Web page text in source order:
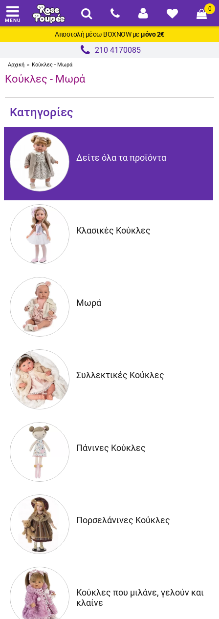
Αποστολή μέσω BOXNOWμε μόνο 2€
MENU
0
210 4170085
Αρχική > Κούκλες - Μωρά
Κούκλες - Μωρά
Κατηγορίες
Δείτε όλα τα προϊόντα
Κλασικές Κούκλες
Μωρά
Συλλεκτικές Κούκλες
Πάνινες Κούκλες
Πορσελάνινες Κούκλες
Κούκλες που μιλάνε, γελούν και
κλαίνε